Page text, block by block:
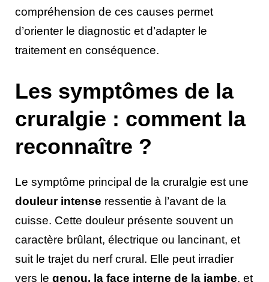
compréhension de ces causes permet
d’orienter le diagnostic et d’adapter le
traitement en conséquence.
Les symptômes de la
cruralgie : comment la
reconnaître ?
Le symptôme principal de la cruralgie est une
douleur intense ressentie à l’avant de la
cuisse. Cette douleur présente souvent un
caractère brûlant, électrique ou lancinant, et
suit le trajet du nerf crural. Elle peut irradier
vers le genou, la face interne de la jambe, et